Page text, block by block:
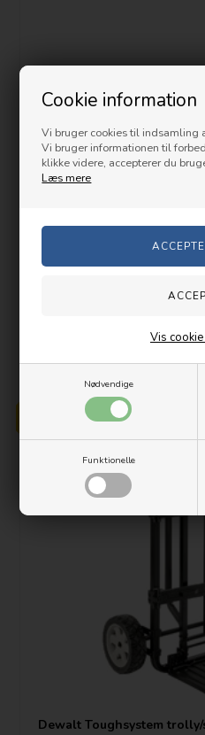
Cookie information
Vi bruger cookies til indsamling
Vi bruger informationen til
klikke videre, accepterer du
Læs mere
Nødvendige
Funktionelle
Vis
199,00 DKK
Kunder
PRISGARANTI
Dewalt Toughsystem